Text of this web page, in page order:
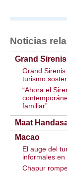
Noticias
Grand
Grand
turismo
“Ahora el
familiar”
Maat
Macao
El auge del
informales en
Chapur